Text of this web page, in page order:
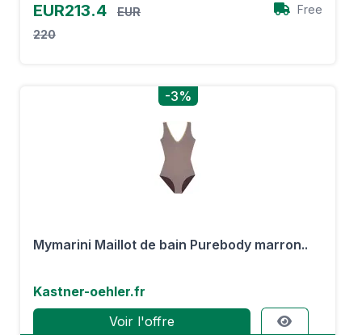
EUR213.4
EUR
220
Free
-3%
Mymarini Maillot de bain Purebody marron..
Kastner-oehler.fr
Voir l'offre